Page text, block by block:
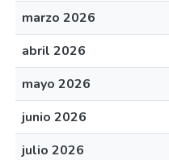
marzo 2026
abril 2026
mayo 2026
junio 2026
julio 2026